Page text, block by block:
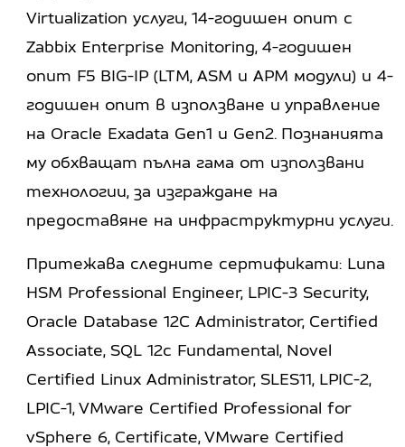
Virtualization услуги, 14-годишен опит с
Zabbix Enterprise Monitoring, 4-годишен
опит F5 BIG-IP (LTM, ASM и APM модули) и 4-
годишен опит в използване и управление
на Oracle Exadata Gen1 и Gen2. Познанията
му обхващат пълна гама от използвани
технологии, за изграждане на
предоставяне на инфраструктурни услуги.
Притежава следните сертификати: Luna
HSM Professional Engineer, LPIC-3 Security,
Oracle Database 12C Administrator, Certified
Associate, SQL 12c Fundamental, Novel
Certified Linux Administrator, SLES11, LPIC-2,
LPIC-1, VMware Certified Professional for
vSphere 6, Certificate, VMware Certified